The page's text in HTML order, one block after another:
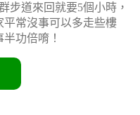
步道來回就要5個小時，
平常沒事可以多走些樓
功倍唷！